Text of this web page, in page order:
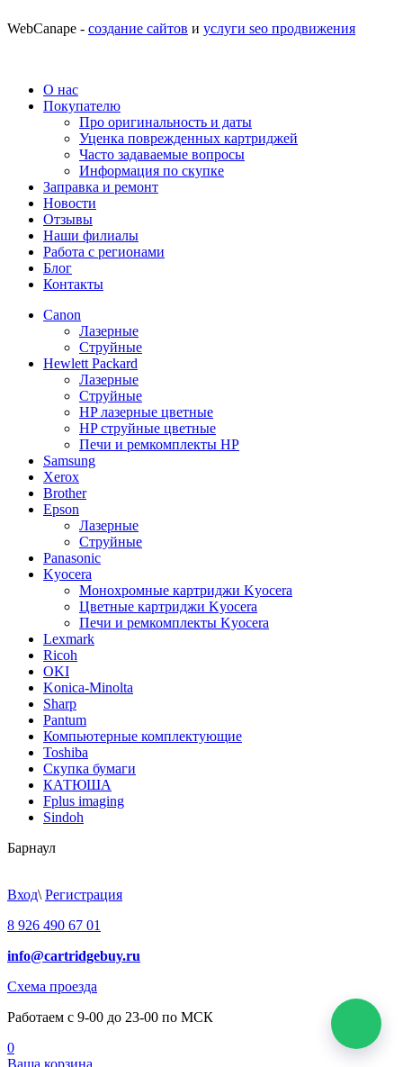
WebCanape - создание сайтов и услуги seo продвижения
О нас
Покупателю
Про оригинальность и даты
Уценка поврежденных картриджей
Часто задаваемые вопросы
Информация по скупке
Заправка и ремонт
Новости
Отзывы
Наши филиалы
Работа с регионами
Блог
Контакты
Canon
Лазерные
Струйные
Hewlett Packard
Лазерные
Струйные
HP лазерные цветные
HP струйные цветные
Печи и ремкомплекты HP
Samsung
Xerox
Brother
Epson
Лазерные
Струйные
Panasonic
Kyocera
Монохромные картриджи Kyocera
Цветные картриджи Kyocera
Печи и ремкомплекты Kyocera
Lexmark
Ricoh
OKI
Konica-Minolta
Sharp
Pantum
Компьютерные комплектующие
Toshiba
Скупка бумаги
КАТЮША
Fplus imaging
Sindoh
Барнаул
Вход\ Регистрация
8 926 490 67 01
info@cartridgebuy.ru
Схема проезда
Работаем с 9-00 до 23-00 по МСК
0
Ваша корзина